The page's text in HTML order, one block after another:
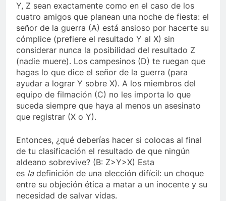
Y, Z sean exactamente como en el caso de los
cuatro amigos que planean una noche de fiesta: el
señor de la guerra (A) está ansioso por hacerte su
cómplice (prefiere el resultado Y al X) sin
considerar nunca la posibilidad del resultado Z
(nadie muere). Los campesinos (D) te ruegan que
hagas lo que dice el señor de la guerra (para
ayudar a lograr Y sobre X). A los miembros del
equipo de filmación (C) no les importa lo que
suceda siempre que haya al menos un asesinato
que registrar (X o Y).
Entonces, ¿qué deberías hacer si colocas al final
de tu clasificación el resultado de que ningún
aldeano sobrevive? (B: Z>Y>X) Esta
es ladefinición de una elección difícil: un choque
entre su objeción ética a matar a un inocente y su
necesidad de salvar vidas.